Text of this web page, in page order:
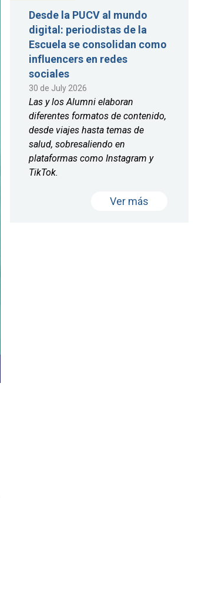
Desde la PUCV al mundo
digital: periodistas de la
Escuela se consolidan como
influencers en redes
sociales
30 de July 2026
Las y los Alumni elaboran
diferentes formatos de contenido,
desde viajes hasta temas de
salud, sobresaliendo en
plataformas como Instagram y
TikTok.
Ver más